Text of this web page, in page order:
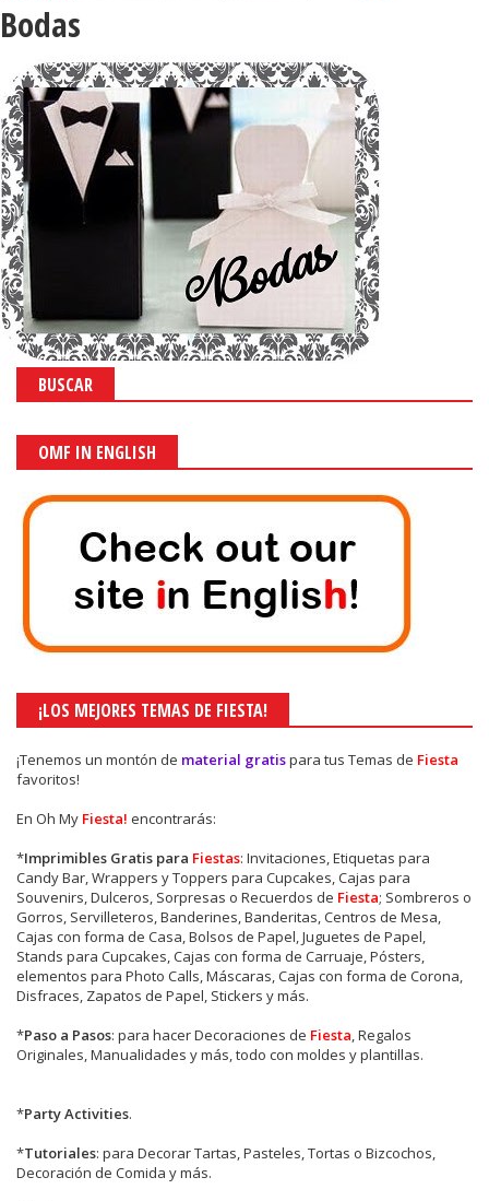
Bodas
BUSCAR
OMF IN ENGLISH
¡LOS MEJORES TEMAS DE FIESTA!
¡Tenemos un montón de material gratispara tus Temas de Fiesta
favoritos!
En Oh My Fiesta! encontrarás:
*Imprimibles Gratis para Fiestas: Invitaciones, Etiquetas para
Candy Bar, Wrappers y Toppers para Cupcakes, Cajas para
Souvenirs, Dulceros, Sorpresas o Recuerdos de Fiesta; Sombreros o
Gorros, Servilleteros, Banderines, Banderitas, Centros de Mesa,
Cajas con forma de Casa, Bolsos de Papel, Juguetes de Papel,
Stands para Cupcakes, Cajas con forma de Carruaje, Pósters,
elementos para Photo Calls, Máscaras, Cajas con forma de Corona,
Disfraces, Zapatos de Papel, Stickers y más.
*Paso a Pasos: para hacer Decoraciones de Fiesta, Regalos
Originales, Manualidades y más, todo con moldes y plantillas.
*Party Activities.
*Tutoriales: para Decorar Tartas, Pasteles, Tortas o Bizcochos,
Decoración de Comida y más.